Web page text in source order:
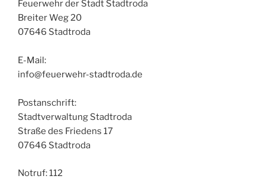
Feuerwehr der Stadt Stadtroda
Breiter Weg 20
07646 Stadtroda
E-Mail:
info@feuerwehr-stadtroda.de
Postanschrift:
Stadtverwaltung Stadtroda
Straße des Friedens 17
07646 Stadtroda
Notruf: 112